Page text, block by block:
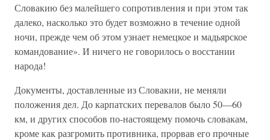
Словакию без малейшего сопротивления и при этом так
далеко, насколько это будет возможно в течение одной
ночи, прежде чем об этом узнает немецкое и мадьярское
командование». И ничего не говорилось о восстании
народа!
Документы, доставленные из Словакии, не меняли
положения дел. До карпатских перевалов было 50—60
км, и других способов по-настоящему помочь словакам,
кроме как разгромить противника, прорвав его прочные